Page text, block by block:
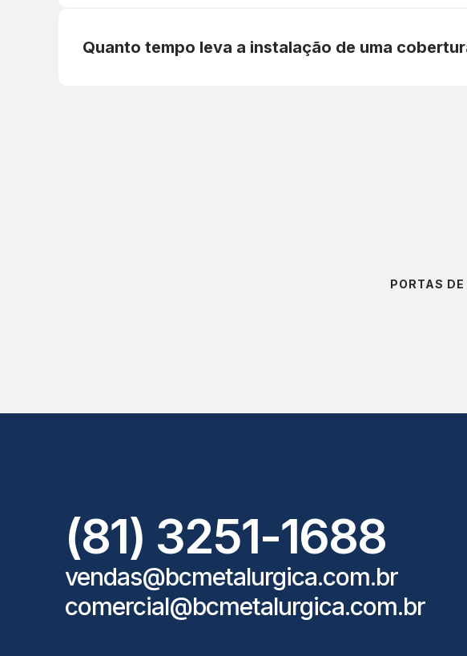
Quanto tempo leva a instalação de uma
PORTAS
(81) 3251-1688
vendas@bcmetalurgica.com.br
comercial@bcmetalurgica.com.br